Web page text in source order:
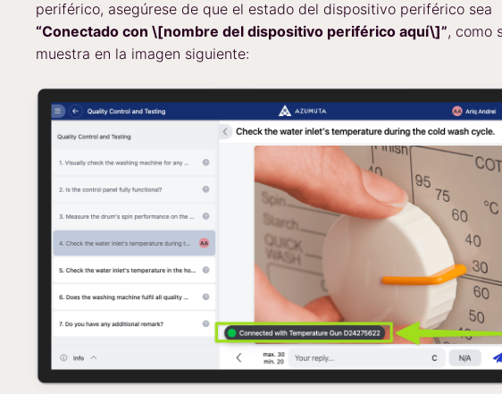
periférico, asegúrese de que el estado del dispositivo periférico sea
“Conectado con \[nombre del dispositivo periférico aquí\]”, como
muestra en la imagen siguiente: